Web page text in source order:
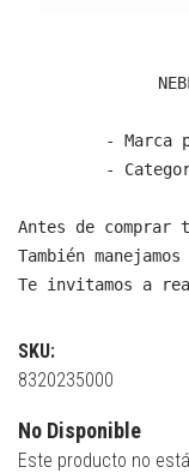
- Marca
-
Antes de
También
Te invitamos a
SKU:
8320235000
No Disponible
Este producto no